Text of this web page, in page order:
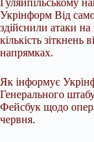
Гуляйпільському
Укрінформ Від
здійснили атаки на
кількість
напрямках.
Як інформує
Генерального
Фейсбук щодо
червня.